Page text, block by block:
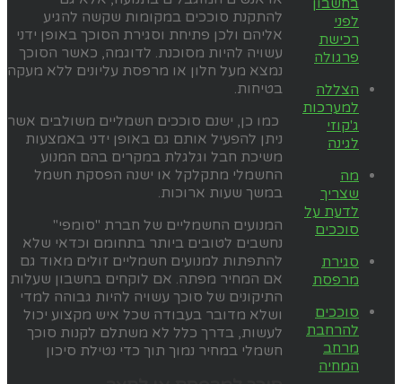
להתקנת סוככים במקומות שקשה להגיע
אליהם ולכן פתיחת וסגירת הסוכך באופן ידני
עשויה להיות מסוכנת. לדוגמה, כאשר הסוכך
נמצא מעל חלון או מרפסת עליונים ללא מעקה
בטיחות.
כמו כן, ישנם סוככים חשמליים משולבים אשר
ניתן להפעיל אותם גם באופן ידני באמצעות
משיכת חבל וגלגלת במקרים בהם המנוע
החשמלי מתקלקל או ישנה הפסקת חשמל
במשך שעות ארוכות.
המנועים החשמליים של חברת "סומפי"
נחשבים לטובים ביותר בתחומם וכדאי שלא
להתפתות למנועים חשמליים זולים מאוד גם
אם המחיר מפתה. אם לוקחים בחשבון שעלות
התיקונים של סוכך עשויה להיות גבוהה למדי
ושלא מדובר בעבודה שכל איש מקצוע יכול
לעשות, בדרך כלל לא משתלם לקנות סוכך
חשמלי במחיר נמוך תוך כדי נטילת סיכון
בחשבון
לפני
רכישת
פרגולה
הצללה
למערכות
ג'קוזי
לגינה
מה
שצריך
לדעת על
סוככים
סגירת
מרפסת
סוככים
להרחבת
מרחב
המחיה